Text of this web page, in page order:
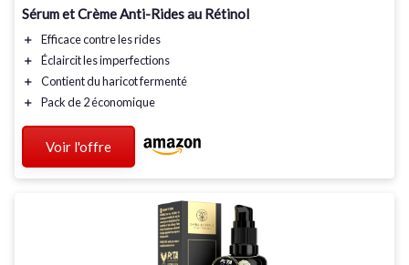
Sérum et Crème Anti-Rides au Rétinol
＋ Efficacecontre les rides
＋
Éclaircitles imperfections
＋
Contientdu haricot fermenté
＋
Pack de 2économique
Voir l'offre